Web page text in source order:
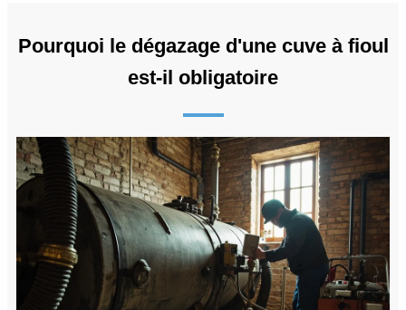
Pourquoi le dégazage d'une cuve à fioul
est-il obligatoire